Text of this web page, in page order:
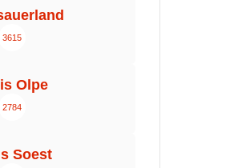
3615
Olpe
2784
Soest